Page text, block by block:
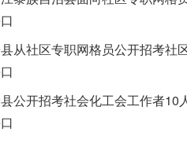
从社区专职网格员公开招考社
公开招考社会化工会工作者10